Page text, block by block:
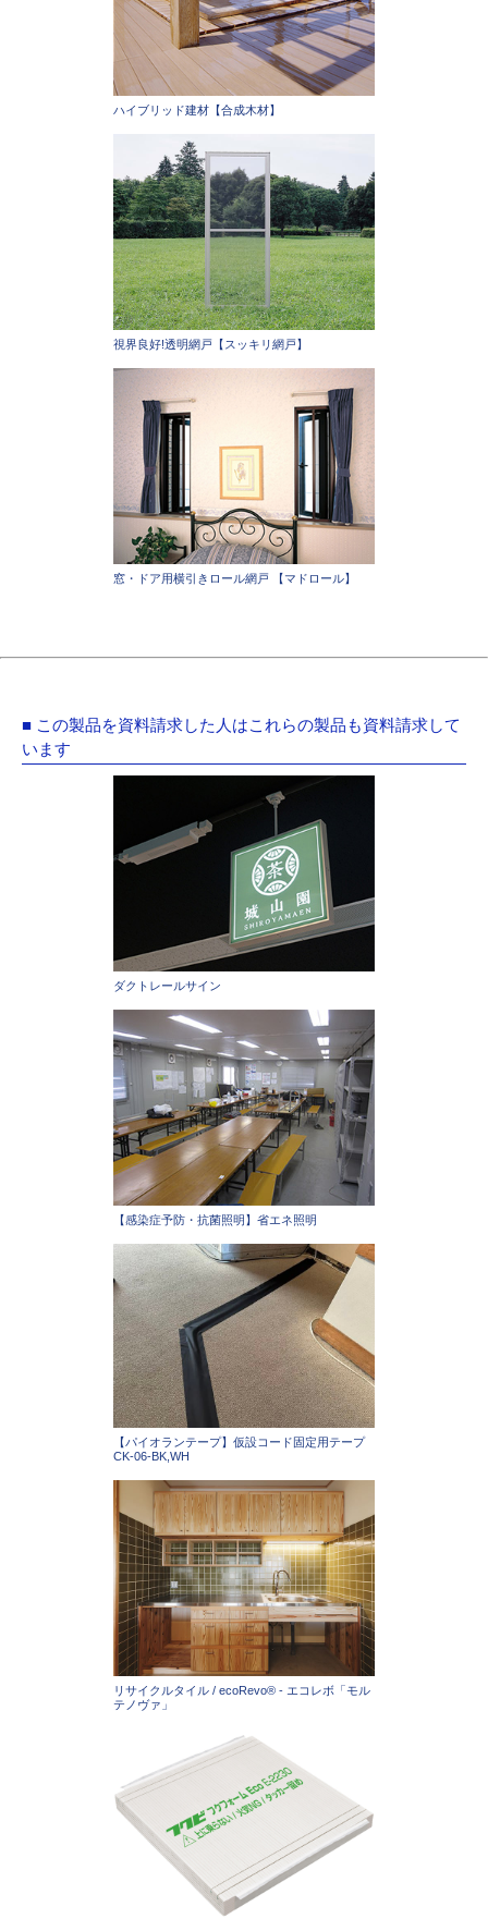
ハイブリッド建材【合成木材】
視界良好!透明網戸【スッキリ網戸】
窓・ドア用横引きロール網戸 【マドロール】
■ この製品を資料請求した人はこれらの製品も資料請求して
います
ダクトレールサイン
【感染症予防・抗菌照明】省エネ照明
【パイオランテープ】仮設コード固定用テープ
CK-06-BK,WH
リサイクルタイル / ecoRevo® - エコレボ「モル
テノヴァ」